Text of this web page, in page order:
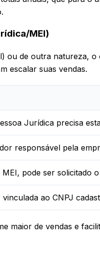
MEI)
ou de outra natureza,
escalar suas vendas.
Jurídica precisa
responsável pela
pode ser solicitado
ao CNPJ
maior de vendas e